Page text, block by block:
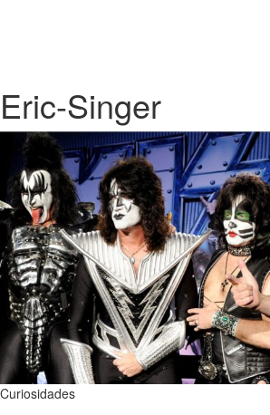
Eric-Singer
Curiosidades